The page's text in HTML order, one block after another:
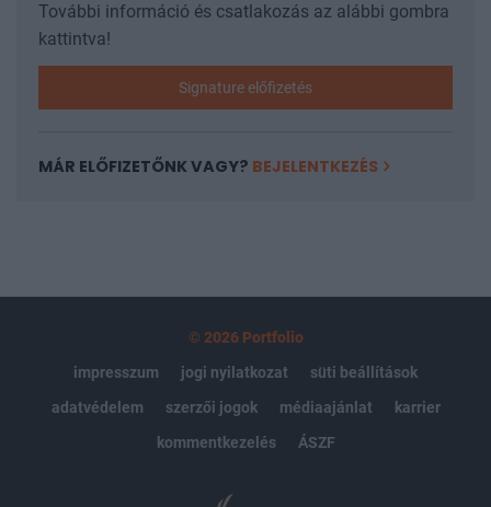
További információ és csatlakozás az alábbi gombra
kattintva!
Signature előfizetés
MÁR ELŐFIZETŐNK VAGY? BEJELENTKEZÉS
© 2026 Portfolio
impresszum
jogi nyilatkozat
süti beállítások
adatvédelem
szerzői jogok médiaajánlat
karrier
kommentkezelés
ÁSZF